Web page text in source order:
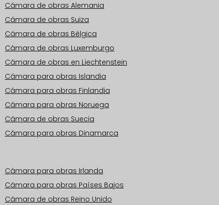
Cámara de obras Alemania
Cámara de obras Suiza
Cámara de obras Bélgica
Cámara de obras Luxemburgo
Cámara de obras en Liechtenstein
Cámara para obras Islandia
Cámara para obras Finlandia
Cámara para obras Noruega
Cámara de obras Suecia
Cámara para obras Dinamarca
Cámara para obras Irlanda
Cámara para obras Países Bajos
Cámara de obras Reino Unido